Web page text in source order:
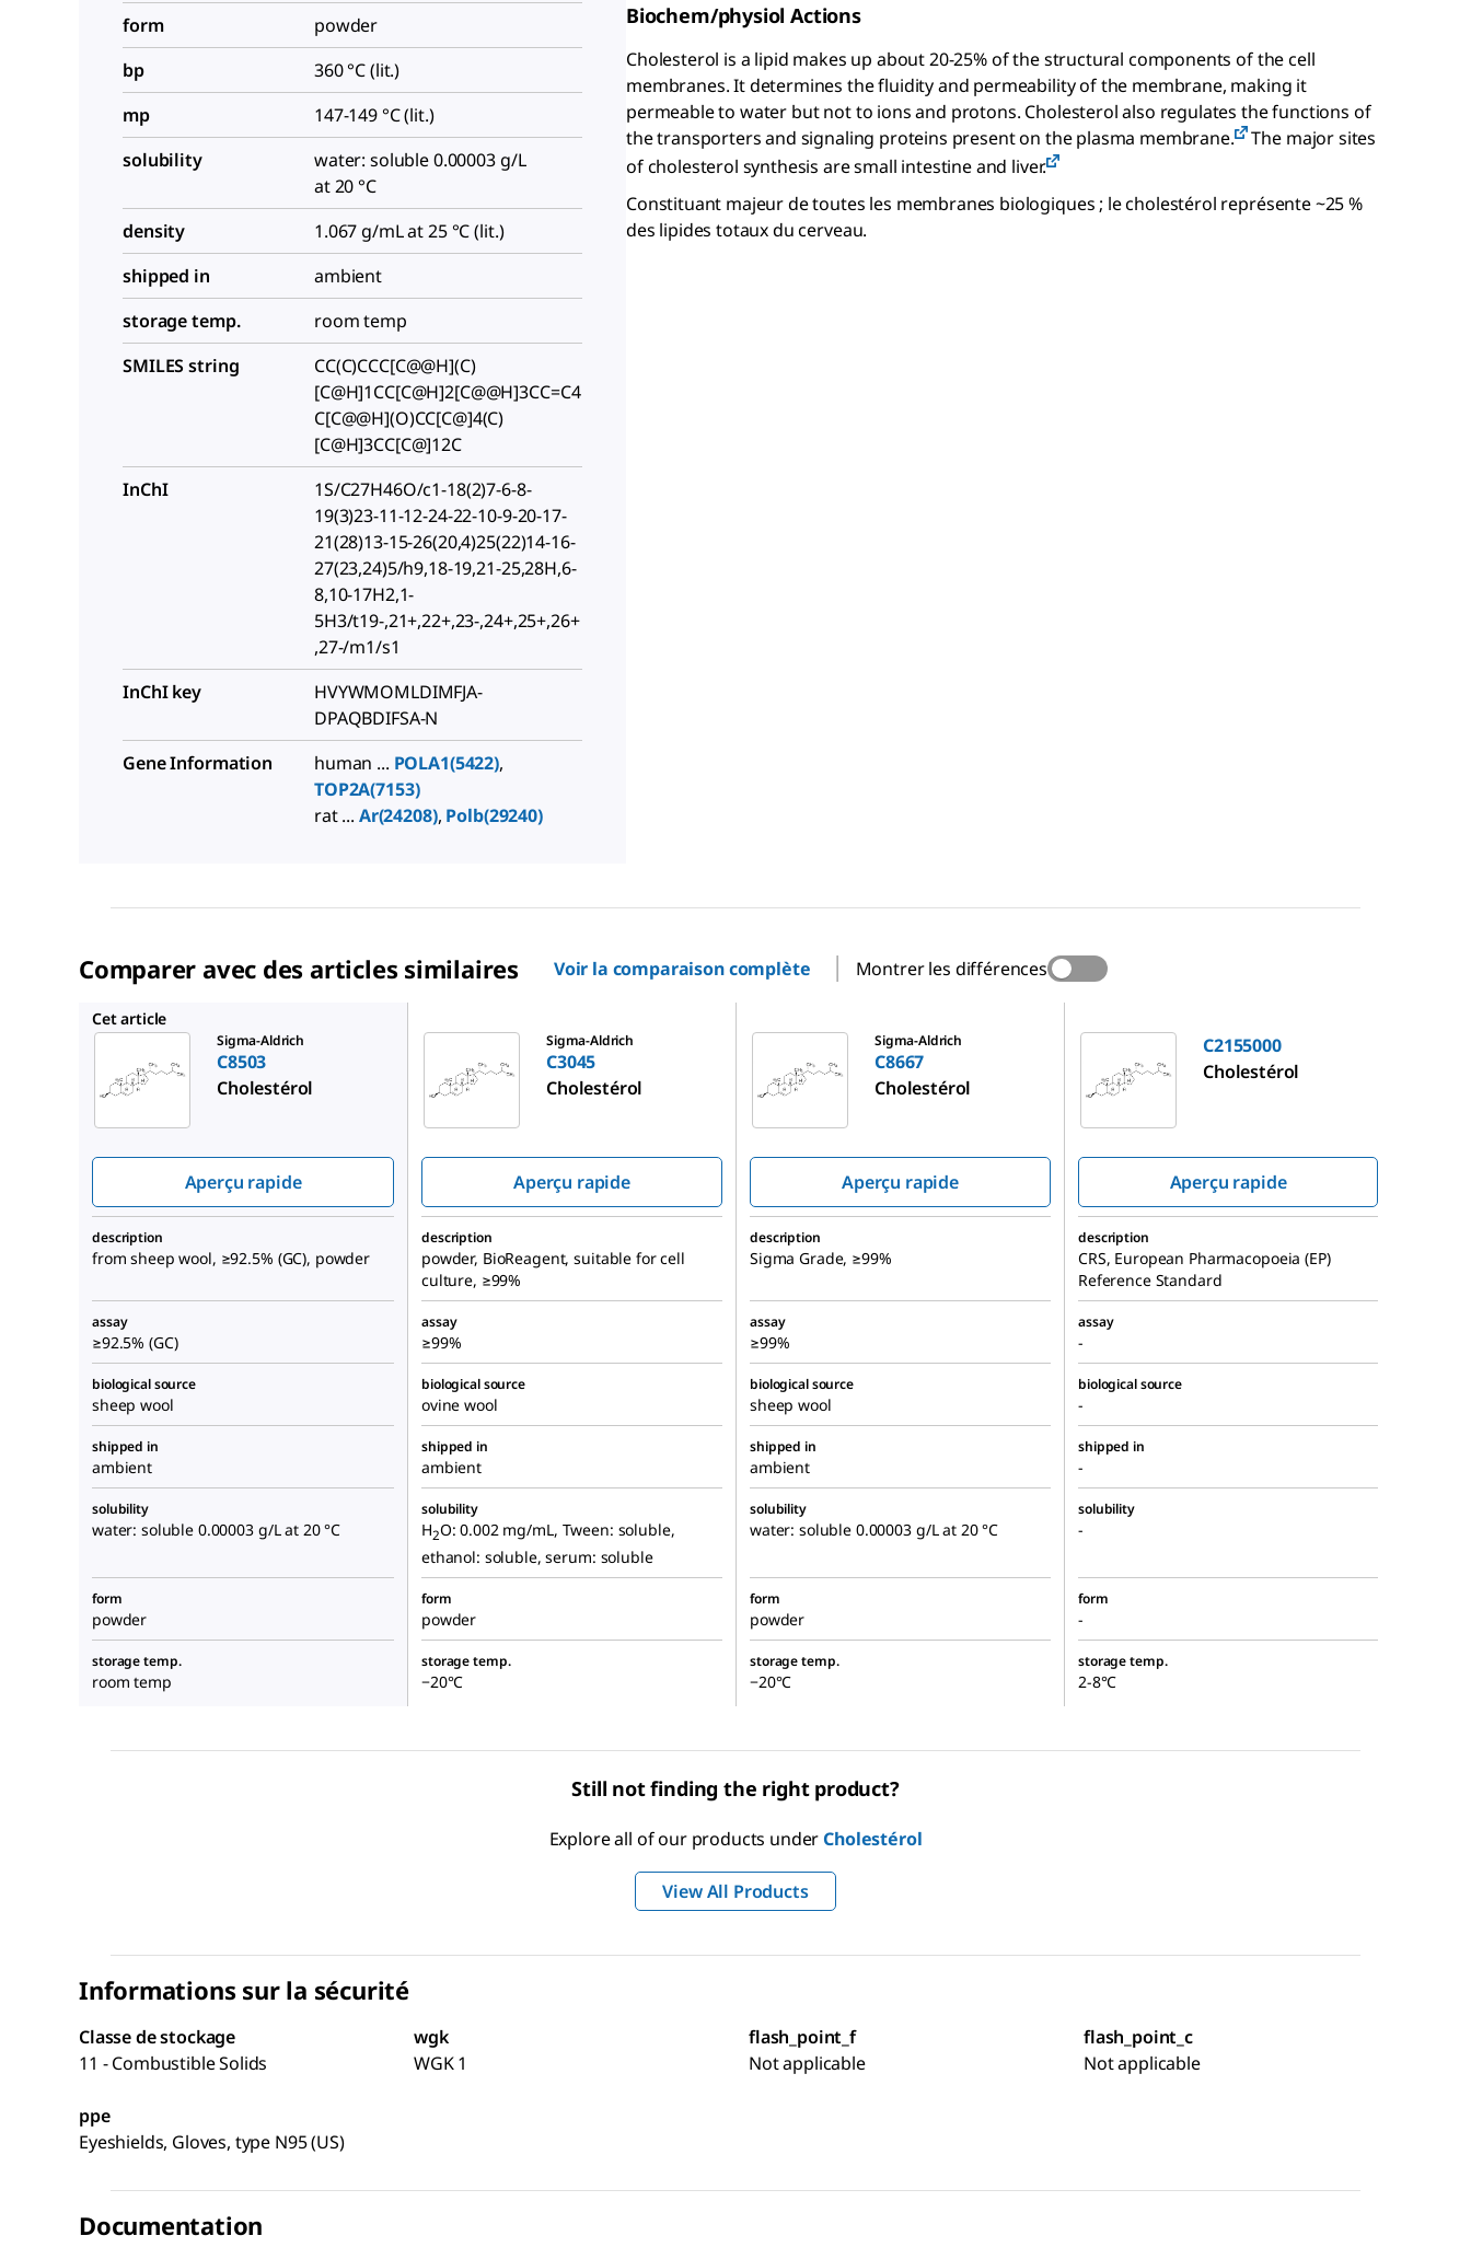
form
powder
bp
360 °C (lit.)
mp
147-149 °C (lit.)
solubility
water: soluble 0.00003 g/L
at 20 °C
density
1.067 g/mL at 25 °C (lit.)
shipped in
ambient
storage temp.
room temp
SMILES string
CC(C)CCC[C@@H](C)
[C@H]1CC[C@H]2[C@@H]3CC=C4
C[C@@H](O)CC[C@]4(C)
[C@H]3CC[C@]12C
InChI
1S/C27H46O/c1-18(2)7-6-8-
19(3)23-11-12-24-22-10-9-20-17-
21(28)13-15-26(20,4)25(22)14-16-
27(23,24)5/h9,18-19,21-25,28H,6-
8,10-17H2,1-
5H3/t19-,21+,22+,23-,24+,25+,26+
,27-/m1/s1
InChI key
HVYWMOMLDIMFJA-
DPAQBDIFSA-N
Gene Information
human ... POLA1(5422),
TOP2A(7153)
rat ... Ar(24208), Polb(29240)
Biochem/physiol Actions
Cholesterol is a lipid makes up about 20-25% of the structural components of the cell
membranes. It determines the fluidity and permeability of the membrane, making it
permeable to water but not to ions and protons. Cholesterol also regulates the functions of
the transporters and signaling proteins present on the plasma membrane. The major sites
of cholesterol synthesis are small intestine and liver.
Constituant majeur de toutes les membranes biologiques ; le cholestérol représente ~25 %
des lipides totaux du cerveau.
Comparer avec des articles similaires Voir la comparaison complète Montrer les différences
Cet article
Sigma-Aldrich
C8503
Cholestérol
Aperçu rapide
Sigma-Aldrich
C3045
Cholestérol
Aperçu rapide
Sigma-Aldrich
C8667
Cholestérol
Aperçu rapide
C2155000
Cholestérol
Aperçu rapide
description
from sheep wool, ≥92.5% (GC), powder
description
powder, BioReagent, suitable for cell
culture, ≥99%
description
Sigma Grade, ≥99%
description
CRS, European Pharmacopoeia (EP)
Reference Standard
assay
≥92.5% (GC)
assay
≥99%
assay
≥99%
assay
-
biological source
sheep wool
biological source
ovine wool
biological source
sheep wool
biological source
-
shipped in
ambient
shipped in
ambient
shipped in
ambient
shipped in
-
solubility
water: soluble 0.00003 g/L at 20 °C
solubility
H2O: 0.002 mg/mL, Tween: soluble,
ethanol: soluble, serum: soluble
solubility
water: soluble 0.00003 g/L at 20 °C
solubility
-
form
powder
form
powder
form
powder
form
-
storage temp.
room temp
storage temp.
−20°C
storage temp.
−20°C
storage temp.
2-8°C
Still not finding the right product?
Explore all of our products underCholestérol
View All Products
Informations sur la sécurité
Classe de stockage
11 - Combustible Solids
wgk
WGK 1
flash_point_f
Not applicable
flash_point_c
Not applicable
ppe
Eyeshields, Gloves, type N95 (US)
Documentation